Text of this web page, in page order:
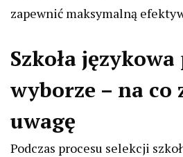
zapewnić maksymalną
Szkoła
wyborze – na co
uwagę
Podczas procesu selekcji